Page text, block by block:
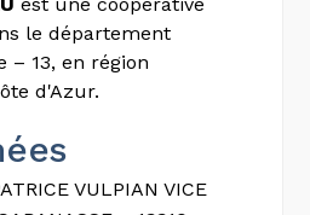
le département
– 13, en région
d'Azur.
VULPIAN VICE